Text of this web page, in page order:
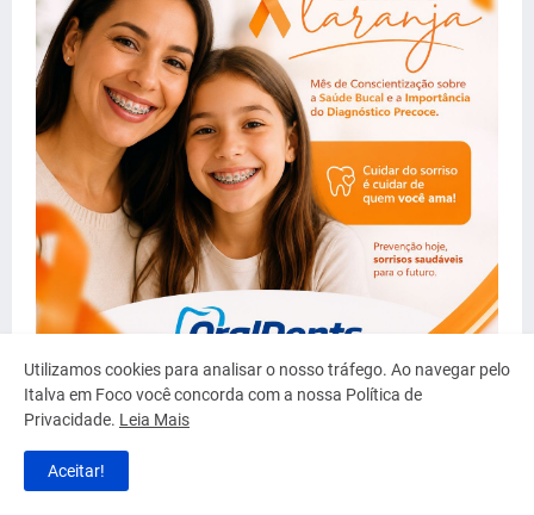
MAIS LIDAS
Utilizamos cookies para analisar o nosso tráfego. Ao navegar pelo
Italva em Foco você concorda com a nossa Política de
Privacidade. Leia Mais
Aceitar!